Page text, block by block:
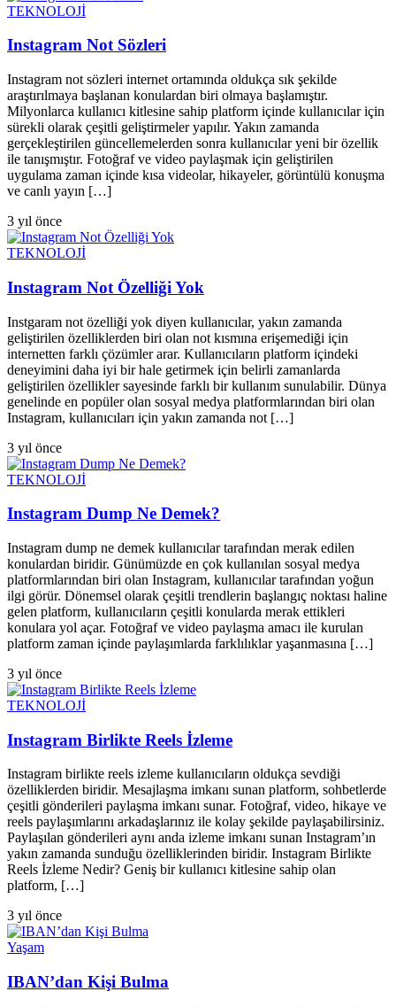
TEKNOLOJİ
Instagram Not Sözleri
Instagram not sözleri internet ortamında oldukça sık şekilde
araştırılmaya başlanan konulardan biri olmaya başlamıştır.
Milyonlarca kullanıcı kitlesine sahip platform içinde kullanıcılar için
sürekli olarak çeşitli geliştirmeler yapılır. Yakın zamanda
gerçekleştirilen güncellemelerden sonra kullanıcılar yeni bir özellik
ile tanışmıştır. Fotoğraf ve video paylaşmak için geliştirilen
uygulama zaman içinde kısa videolar, hikayeler, görüntülü konuşma
ve canlı yayın […]
3 yıl önce
TEKNOLOJİ
Instagram Not Özelliği Yok
Instgaram not özelliği yok diyen kullanıcılar, yakın zamanda
geliştirilen özelliklerden biri olan not kısmına erişemediği için
internetten farklı çözümler arar. Kullanıcıların platform içindeki
deneyimini daha iyi bir hale getirmek için belirli zamanlarda
geliştirilen özellikler sayesinde farklı bir kullanım sunulabilir. Dünya
genelinde en popüler olan sosyal medya platformlarından biri olan
Instagram, kullanıcıları için yakın zamanda not […]
3 yıl önce
TEKNOLOJİ
Instagram Dump Ne Demek?
Instagram dump ne demek kullanıcılar tarafından merak edilen
konulardan biridir. Günümüzde en çok kullanılan sosyal medya
platformlarından biri olan Instagram, kullanıcılar tarafından yoğun
ilgi görür. Dönemsel olarak çeşitli trendlerin başlangıç noktası haline
gelen platform, kullanıcıların çeşitli konularda merak ettikleri
konulara yol açar. Fotoğraf ve video paylaşma amacı ile kurulan
platform zaman içinde paylaşımlarda farklılıklar yaşanmasına […]
3 yıl önce
TEKNOLOJİ
Instagram Birlikte Reels İzleme
Instagram birlikte reels izleme kullanıcıların oldukça sevdiği
özelliklerden biridir. Mesajlaşma imkanı sunan platform, sohbetlerde
çeşitli gönderileri paylaşma imkanı sunar. Fotoğraf, video, hikaye ve
reels paylaşımlarını arkadaşlarınız ile kolay şekilde paylaşabilirsiniz.
Paylaşılan gönderileri aynı anda izleme imkanı sunan Instagram’ın
yakın zamanda sunduğu özelliklerinden biridir. Instagram Birlikte
Reels İzleme Nedir? Geniş bir kullanıcı kitlesine sahip olan
platform, […]
3 yıl önce
Yaşam
IBAN’dan Kişi Bulma